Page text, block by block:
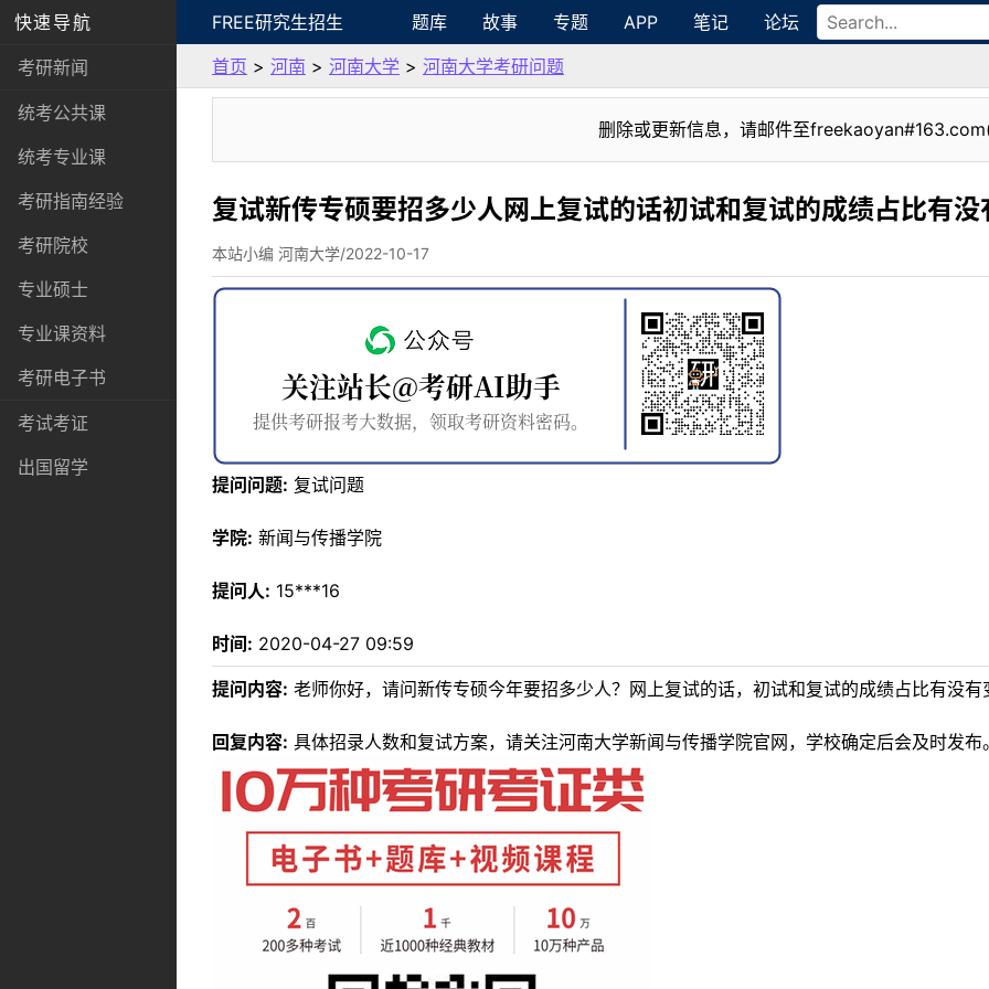
快速导航
考研新闻
统考公共课
统考专业课
考研指南经验
考研院校
专业硕士
专业课资料
考研电子书
考试考证
出国留学
FREE研究生招生 题库 故事 专题 APP 笔记 论坛
首页 > 河南 > 河南大学 > 河南大学考研问题
删除或更新信息，请邮件至
复试新传专硕要招多少人网上复试的话初试和复试的成绩占比有没
本站小编 河南大学/2022-10-17
提问问题: 复试问题
学院: 新闻与传播学院
提问人: 15***16
时间: 2020-04-27 09:59
提问内容: 老师你好，请问新传专硕今年要招多少人？网上复试的话，初试和复试的成绩占比有没有
回复内容: 具体招录人数和复试方案，请关注河南大学新闻与传播学院官网，学校确定后会及时发布。